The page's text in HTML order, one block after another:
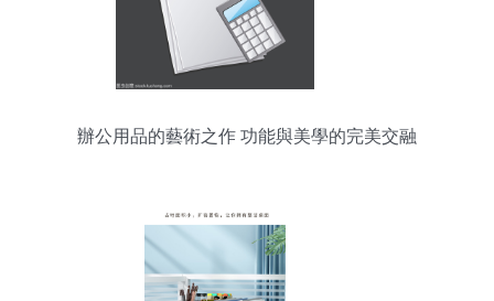
辦公用品的藝術之作 功能與美學的完美交融